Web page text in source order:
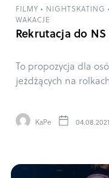
FILMY • NIGHTSKATING •
WAKACJE
Rekrutacja do NS
To propozycja dla
jeżdżących na
KaPe 04.08.2021